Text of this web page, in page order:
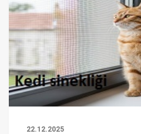
22.12.2025